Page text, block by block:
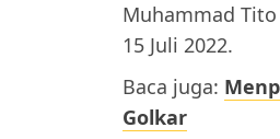
Muhammad
15 Juli 2022.
Baca juga:
Golkar